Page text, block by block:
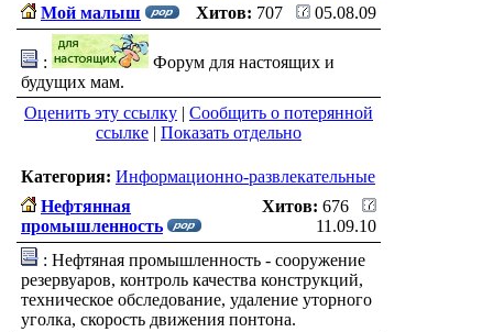
Мой малыш
Хитов: 707 05.08.09
:
Форум для настоящих и
будущих мам.
Оценить эту ссылку | Сообщить о потерянной
ссылке | Показать отдельно
Категория: Информационно-развлекательные
Нефтянная
промышленность
Хитов: 676
11.09.10
: Нефтяная промышленность - сооружение
резервуаров, контроль качества конструкций,
техническое обследование, удаление уторного
уголка, скорость движения понтона.